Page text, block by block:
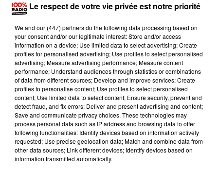
Lecture (4 min 11 sec)
100%
100% Radio les infos du Lot
Le respect de votre vie privée est notre priorité
We and our (447) partnersdo the following data processing based on
your consent and/or our legitimate interest: Store and/or access
information on a device; Use limited data to select advertising; Create
profiles for personalised advertising; Use profiles to select personalised
advertising; Measure advertising performance; Measure content
performance; Understand audiences through statistics or combinations
of data from different sources; Develop and improve services; Create
profiles to personalise content; Use profiles to select personalised
content; Use limited data to select content; Ensure security, prevent and
detect fraud, and fix errors; Deliver and present advertising and content;
Save and communicate privacy choices. These technologies may
process personal data such as IP address and browsing data to offer
following functionalities: Identify devices based on information actively
requested; Use precise geolocation data; Match and combine data from
other data sources; Link different devices; Identify devices based on
information transmitted automatically.